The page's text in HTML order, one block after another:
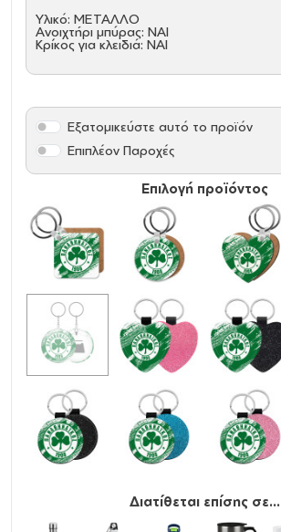
Υλικό: ΜΕΤΑΛΛΟ
Ανοιχτήρι μπύρας: ΝΑΙ
Κρίκος για κλειδιά: ΝΑΙ
Επιλογή προϊόντος
Εξατομικεύστε αυτό το προϊόν
Επιπλέον Παροχές
Διατίθεται επίσης σε...